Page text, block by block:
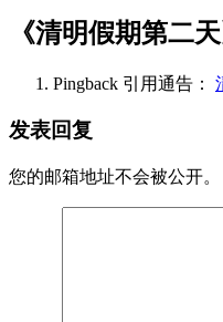
《清明假期第二天
Pingback 引用通告：
发表回复
您的邮箱地址不会被公开。